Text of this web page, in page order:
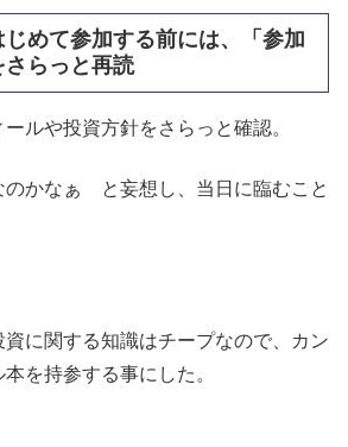
めて参加する前には、「参加
らっと再読
ルや投資方針をさらっと確認。
のかなぁ と妄想し、当日に臨むこと
に関する知識はチープなので、カン
を持参する事にした。